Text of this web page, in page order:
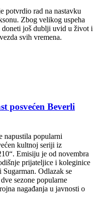
potvrdio rad na nastavku
Zbog velikog uspeha
doneti još dublji uvid u život i
svih vremena.
posvećen Beverli
napustila popularni
kultnoj seriji iz
Emisiju je od novembra
prijateljice i koleginice
Odlazak se
sezone popularne
nagađanja u javnosti o